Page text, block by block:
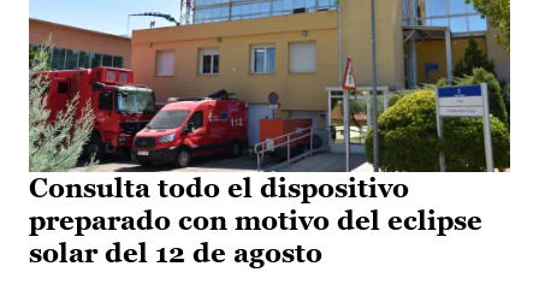
Consulta todo el dispositivo
preparado con motivo del eclipse
solar del 12 de agosto